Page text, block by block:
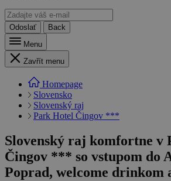
Odoslať
Back
Menu
Zavřít menu
Homepage
Slovensko
Slovenský raj
Park Hotel Čingov ***
Slovenský raj komfortne v
Čingov *** so vstupom do
Poprad, welcome drinkom